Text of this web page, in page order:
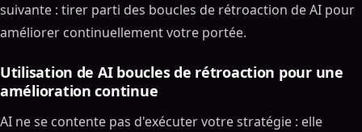
suivante : tirer parti des boucles de rétroaction de AI pour
améliorer continuellement votre portée.
Utilisation de AI boucles de rétroaction pour une
amélioration continue
AI ne se contente pas d'exécuter votre stratégie : elle